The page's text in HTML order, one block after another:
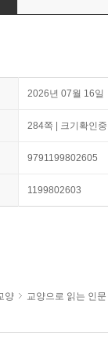
2026년 07월 16일
284쪽 | 크기확인중
9791199802605
1199802603
양 교양으로 읽는 인문